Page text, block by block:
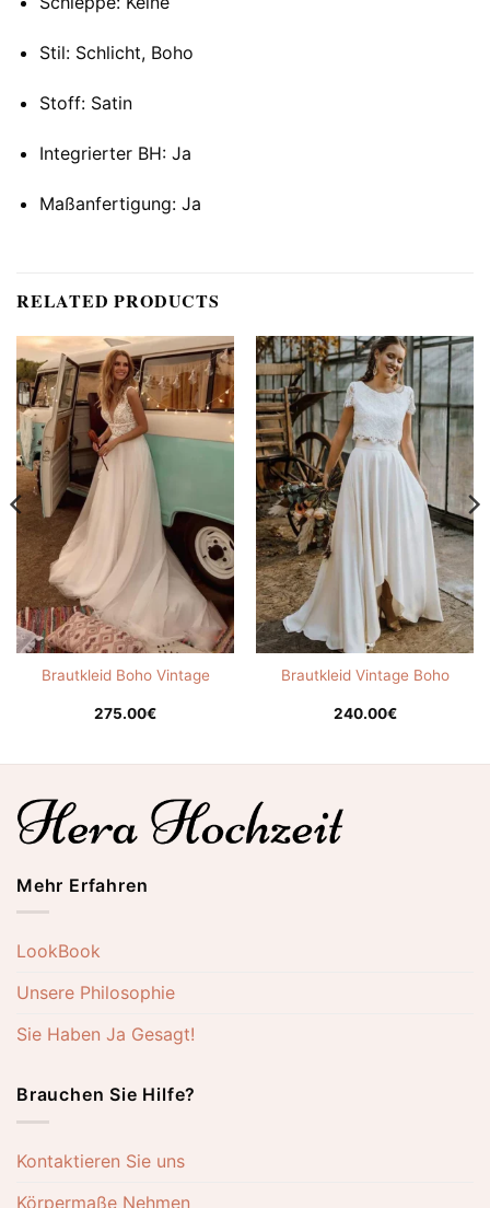
Stil: Schlicht, Boho
Stoff: Satin
Integrierter BH: Ja
Maßanfertigung: Ja
RELATED PRODUCTS
Brautkleid Boho Vintage
275.00€
Brautkleid Vintage Boho
240.00€
Mehr Erfahren
LookBook
Unsere Philosophie
Sie Haben Ja Gesagt!
Brauchen Sie Hilfe?
Kontaktieren Sie uns
Körpermaße Nehmen